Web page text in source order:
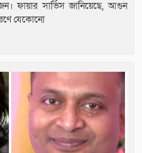
ফায়ার সার্ভিস জানিয়েছে, আগুন
যেকোনো